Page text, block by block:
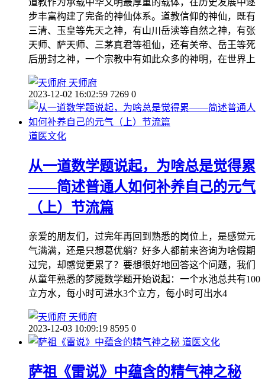
道教作为承载中华文明最厚重的载体，在历史发展中逐
步丰富构建了完备的神仙体系。道教信仰的神仙，既有
三清、玉皇等先天之神，有山川岳渎等自然之神，有张
天师、萨天师、三茅真君等祖仙，还有关帝、岳王等死
后册封之神，一个宗教中有如此众多的神明，在世界上
天师府
2023-12-02 16:02:59 7269 0
道医文化
从一道数学题说起，为啥总是觉得累
——简述普通人如何补养自己的元气
（上）节流篇
亲爱的朋友们，过完年再回到熟悉的岗位上，是感觉元
气满满，还是只想葛优躺？好多人都前来咨询为啥假期
过完，却感觉更累了？要想很好地回答这个问题，我们
从童年熟悉的梦魇数学题开始说起：一个水池总共有100
立方水，每小时可进水3个立方，每小时可出水4
天师府
2023-12-03 10:09:19 8595 0
道医文化
萨祖《雷说》中蕴含的精气神之秘